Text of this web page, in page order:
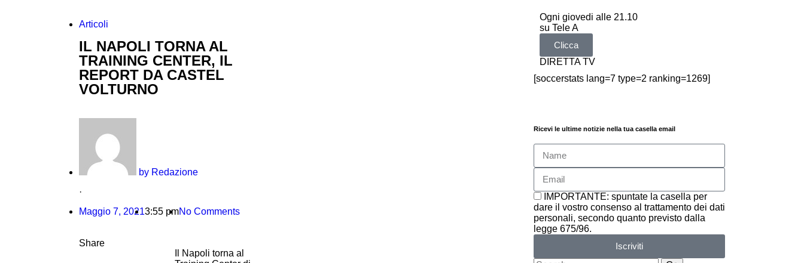
Articoli
IL NAPOLI TORNA AL
TRAINING CENTER, IL
REPORT DA CASTEL
VOLTURNO
by Redazione
·
Maggio 7, 20213:55 pmNo Comments
Share
Il Napoli torna al
Ogni giovedi alle 21.10
su Tele A
Clicca
DIRETTA TV
[soccerstats lang=7 type=2 ranking=1269]
Ricevi le ultime notizie nella tua casella email
IMPORTANTE: spuntate la casella per
dare il vostro consenso al trattamento dei dati
personali, secondo quanto previsto dalla
legge 675/96.
Iscriviti